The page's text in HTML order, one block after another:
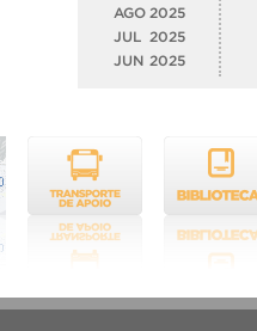
AGO 2025
JUL
2025
JUN 2025